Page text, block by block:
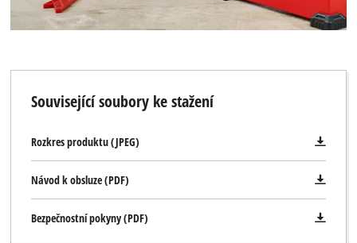
Související soubory ke stažení
Rozkres produktu (JPEG)
Návod k obsluze (PDF)
Bezpečnostní pokyny (PDF)